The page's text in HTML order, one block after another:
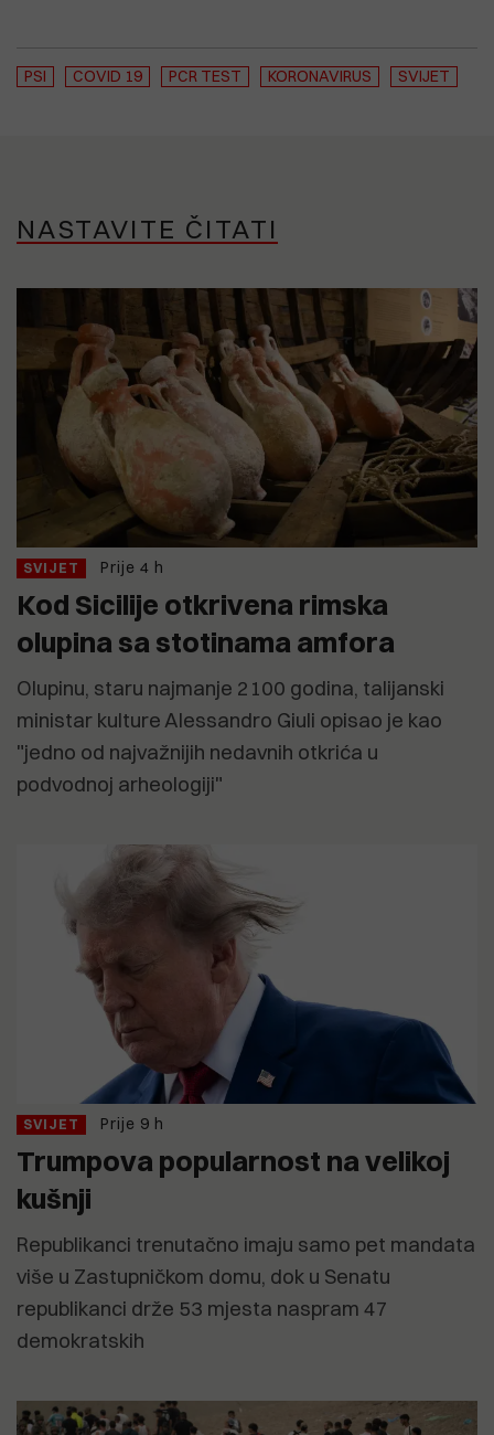
PSI COVID 19 PCR TEST KORONAVIRUS SVIJET
NASTAVITE ČITATI
SVIJET Prije 4 h
Kod Sicilije otkrivena rimska
olupina sa stotinama amfora
Olupinu, staru najmanje 2100 godina, talijanski
ministar kulture Alessandro Giuli opisao je kao
"jedno od najvažnijih nedavnih otkrića u
podvodnoj arheologiji"
SVIJET Prije 9 h
Trumpova popularnost na velikoj
kušnji
Republikanci trenutačno imaju samo pet mandata
više u Zastupničkom domu, dok u Senatu
republikanci drže 53 mjesta naspram 47
demokratskih